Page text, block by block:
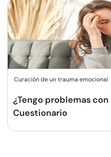
Curación de un trauma emocional
¿Tengo problemas
Cuestionario